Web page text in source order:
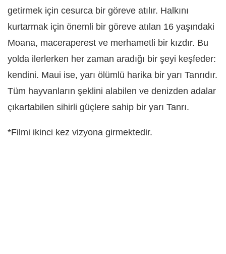
getirmek için cesurca bir göreve atılır. Halkını
kurtarmak için önemli bir göreve atılan 16 yaşındaki
Moana, maceraperest ve merhametli bir kızdır. Bu
yolda ilerlerken her zaman aradığı bir şeyi keşfeder:
kendini. Maui ise, yarı ölümlü harika bir yarı Tanrıdır.
Tüm hayvanların şeklini alabilen ve denizden adalar
çıkartabilen sihirli güçlere sahip bir yarı Tanrı.
*Filmi ikinci kez vizyona girmektedir.